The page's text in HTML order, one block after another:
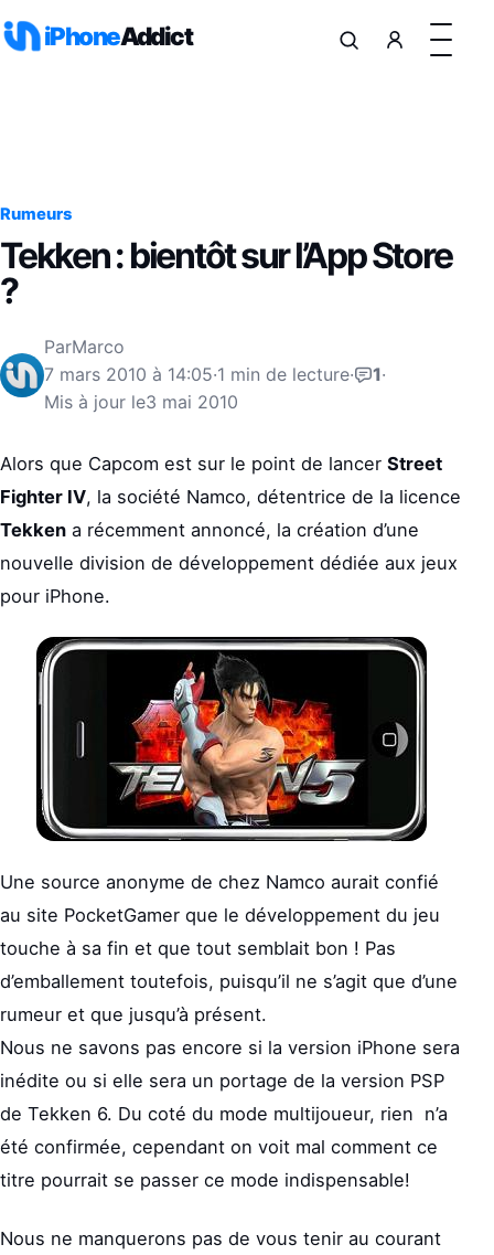
iPhoneAddict
Rumeurs
Tekken : bientôt sur l’App Store
?
ParMarco
7 mars 2010 à 14:05·1 min de lecture· 1·
Mis à jour le3 mai 2010
Alors que Capcom est sur le point de lancer Street
Fighter IV, la société Namco, détentrice de la licence
Tekken a récemment annoncé, la création d’une
nouvelle division de développement dédiée aux jeux
pour iPhone.
Une source anonyme de chez Namco aurait confié
au site PocketGamer que le développement du jeu
touche à sa fin et que tout semblait bon ! Pas
d’emballement toutefois, puisqu’il ne s’agit que d’une
rumeur et que jusqu’à présent.
Nous ne savons pas encore si la version iPhone sera
inédite ou si elle sera un portage de la version PSP
de Tekken 6. Du coté du mode multijoueur, rien n’a
été confirmée, cependant on voit mal comment ce
titre pourrait se passer ce mode indispensable!
Nous ne manquerons pas de vous tenir au courant